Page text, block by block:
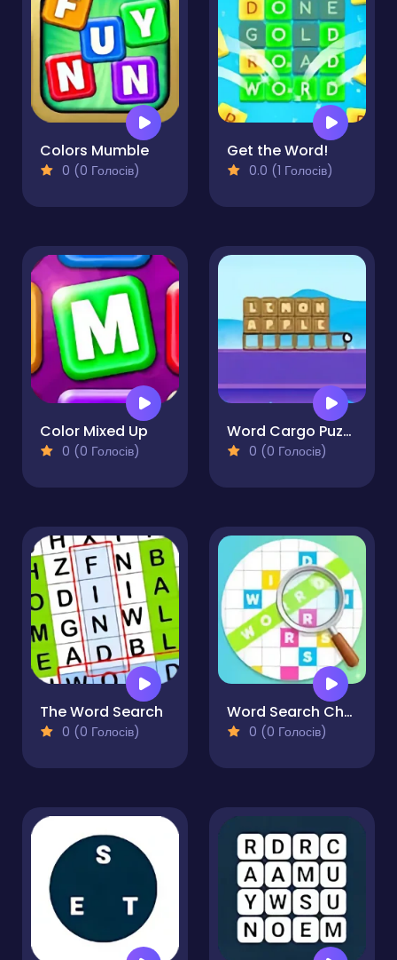
Colors Mumble
0 (0 Голосів)
Get the Word!
0.0 (1 Голосів)
Color Mixed Up
0 (0 Голосів)
Word Cargo Puzzle
0 (0 Голосів)
The Word Search
0 (0 Голосів)
Word Search Challenge
0 (0 Голосів)